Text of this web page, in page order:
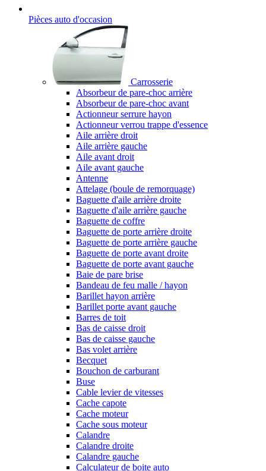
Pièces auto d'occasion
Carrosserie
Absorbeur de pare-choc arrière
Absorbeur de pare-choc avant
Actionneur serrure hayon
Actionneur verrou trappe d'essence
Aile arrière droit
Aile arrière gauche
Aile avant droit
Aile avant gauche
Antenne
Attelage (boule de remorquage)
Baguette d'aile arrière droite
Baguette d'aile arrière gauche
Baguette de coffre
Baguette de porte arrière droite
Baguette de porte arrière gauche
Baguette de porte avant droite
Baguette de porte avant gauche
Baie de pare brise
Bandeau de feu malle / hayon
Barillet hayon arrière
Barillet porte avant gauche
Barres de toit
Bas de caisse droit
Bas de caisse gauche
Bas volet arrière
Becquet
Bouchon de carburant
Buse
Cable levier de vitesses
Cache capote
Cache moteur
Cache sous moteur
Calandre
Calandre droite
Calandre gauche
Calculateur de boite auto